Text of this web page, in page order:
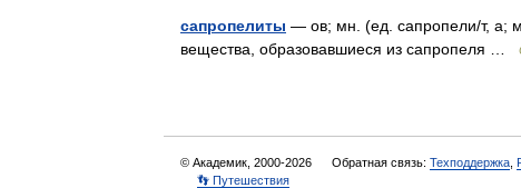
сапропелиты — ов; мн. (ед. сапропели/т, а;
вещества, образовавшиеся из сапропеля …
© Академик, 2000-2026 Обратная связь: Техподдержка
👣 Путешествия